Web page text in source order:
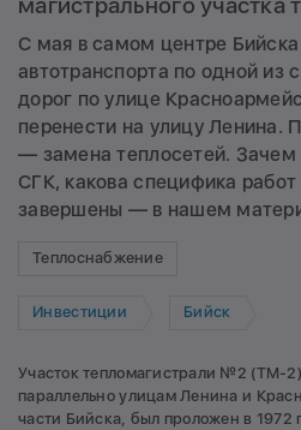
магистрального участка
С мая в самом центре
автотранспорта по одной из
дорог по улице
перенести на улицу Ленина.
— замена теплосетей. Зачем
СГК, какова специфика работ
завершены — в нашем
Теплоснабжение
Инвестиции Бийск
Участок тепломагистрали №2 (ТМ-
параллельно улицам Ленина и
части Бийска, был проложен в 1972